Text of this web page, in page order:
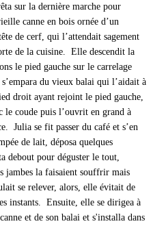
sur la dernière marche pour
canne en bois ornée d’un
de cerf, qui l’attendait sagement
de la cuisine. Elle descendit la
le pied gauche sur le carrelage
du vieux balai qui l’aidait à
droit ayant rejoint le pied gauche,
le coude puis l’ouvrit en grand à
Julia se fit passer du café et s’en
de lait, déposa quelques
debout pour déguster le tout,
jambes la faisaient souffrir mais
se relever, alors, elle évitait de
instants. Ensuite, elle se dirigea à
et de son balai et s'installa dans